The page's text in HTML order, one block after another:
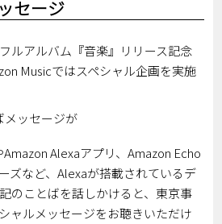
セージ
ルアルバム『音楽』リリース記念
Musicではスペシャル企画を実施
ッセージが
Alexaアプリ、Amazon Echo
ズなど、Alexaが搭載されているデ
のことばを話しかけると、東京事
ャルメッセージをお聴きいただけ